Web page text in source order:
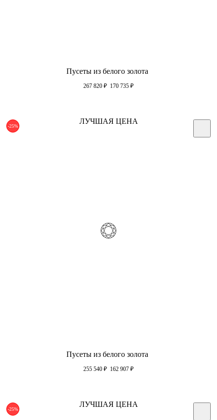
Пусеты из белого золота
267 820 ₽ 170 735 ₽
-25%
ЛУЧШАЯ ЦЕНА
Пусеты из белого золота
255 540 ₽ 162 907 ₽
-25%
ЛУЧШАЯ ЦЕНА